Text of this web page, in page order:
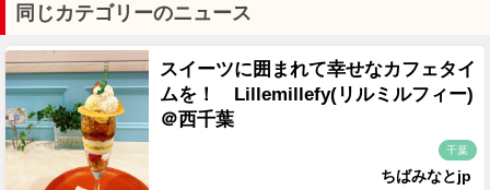
同じカテゴリーのニュース
スイーツに囲まれて幸せなカフェタイ
ムを！ Lillemillefy(リルミルフィー)
＠西千葉
千葉
ちばみなとjp